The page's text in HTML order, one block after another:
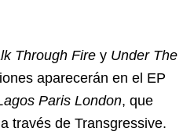
Through Fire y Under The
aparecerán en el EP
Paris London, que
través de Transgressive.